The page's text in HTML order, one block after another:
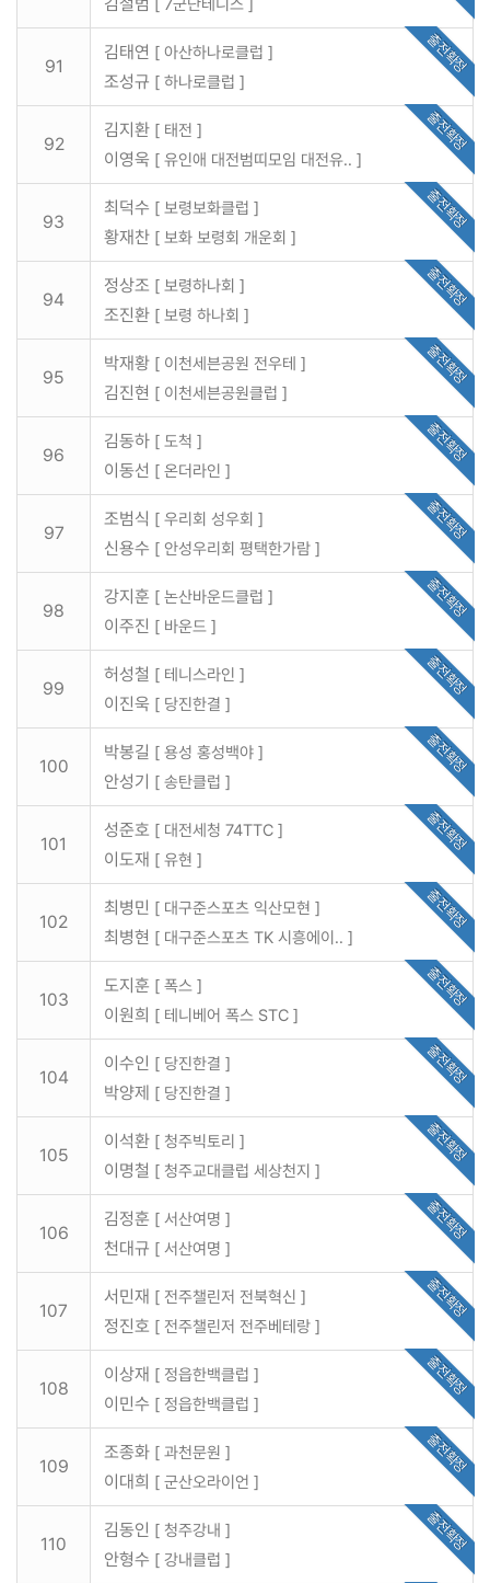
[ 7군단테니스 ]
91 출전확정
김태연 [ 아산하나로클럽 ]
조성규 [ 하나로클럽 ]
92 출전확정
김지환 [ 태전 ]
이영욱 [ 유인애 대전범띠모임 대전유.. ]
93 출전확정
최덕수 [ 보령보화클럽 ]
황재찬 [ 보화 보령회 개운회 ]
94 출전확정
정상조 [ 보령하나회 ]
조진환 [ 보령 하나회 ]
95 출전확정
박재황 [ 이천세븐공원 전우테 ]
김진현 [ 이천세븐공원클럽 ]
96 출전확정
김동하 [ 도척 ]
이동선 [ 온더라인 ]
97 출전확정
조범식 [ 우리회 성우회 ]
신용수 [ 안성우리회 평택한가람 ]
98 출전확정
강지훈 [ 논산바운드클럽 ]
이주진 [ 바운드 ]
99 출전확정
허성철 [ 테니스라인 ]
이진욱 [ 당진한결 ]
100 출전확정
박봉길 [ 용성 홍성백야 ]
안성기 [ 송탄클럽 ]
101 출전확정
성준호 [ 대전세청 74TTC ]
이도재 [ 유현 ]
102 출전확정
최병민 [ 대구준스포츠 익산모현 ]
최병현 [ 대구준스포츠 TK 시흥에이.. ]
103 출전확정
도지훈 [ 폭스 ]
이원희 [ 테니베어 폭스 STC ]
104 출전확정
이수인 [ 당진한결 ]
박양제 [ 당진한결 ]
105 출전확정
이석환 [ 청주빅토리 ]
이명철 [ 청주교대클럽 세상천지 ]
106 출전확정
김정훈 [ 서산여명 ]
천대규 [ 서산여명 ]
107 출전확정
서민재 [ 전주챌린저 전북혁신 ]
정진호 [ 전주챌린저 전주베테랑 ]
108 출전확정
이상재 [ 정읍한백클럽 ]
이민수 [ 정읍한백클럽 ]
109 출전확정
조종화 [ 과천문원 ]
이대희 [ 군산오라이언 ]
110 출전확정
김동인 [ 청주강내 ]
안형수 [ 강내클럽 ]